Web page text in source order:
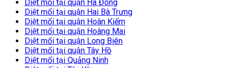
Diệt mối tại quận Hà Đông
Diệt mối tại quận Hai Bà Trưng
Diệt mối tại quận Hoàn Kiếm
Diệt mối tại quận Hoàng Mai
Diệt mối tại quận Long Biên
Diệt mối tại quận Tây Hồ
Diệt mối tại Quảng Ninh